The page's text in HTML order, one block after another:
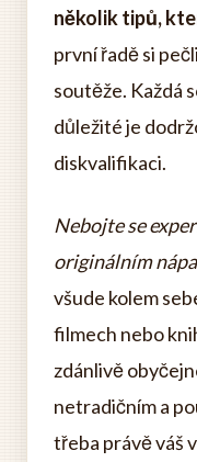
několik tipů,
první řadě si
soutěže. Každá
důležité je
diskvalifikaci.
Nebojte se
originálním
všude kolem
filmech nebo
zdánlivě
netradičním a
třeba právě váš